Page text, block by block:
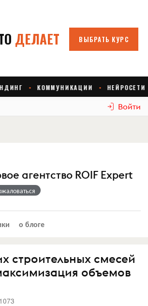
Войти
агентство ROIF Expert
о блоге
строительных смесей
объемов
1073